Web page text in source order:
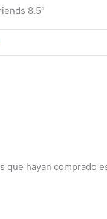
8.5″
que hayan comprado